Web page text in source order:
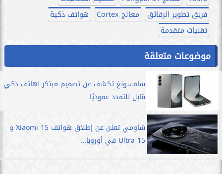
فريق تطوير الرقائق
معالج Cortex
هواتف ذكية
تقنيات متقدمة
موضوعات متعلقة
سامسونغ تكشف عن تصميم مبتكر لهاتف ذكي
قابل للتمدد عموديًا
شاومي تعلن عن إطلاق هواتف Xiaomi 15 و
15 Ultra في أوروبا...